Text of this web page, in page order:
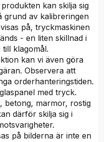
kan skilja sig
grund av kalibreringen
på, tryckmaskinen
- en liten skillnad i
klagomål.
kan vi även göra
Observera att
orderhanteringstiden.
med tryck.
betong, marmor, rostig
därför skilja sig i
på bilderna är inte en